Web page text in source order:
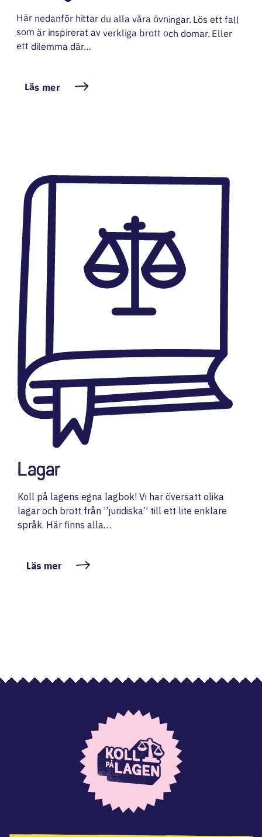
Här nedanför hittar du alla våra övningar. Lös ett fall
som är inspirerat av verkliga brott och domar. Eller
ett dilemma där…
Läs mer
Lagar
Koll på lagens egna lagbok! Vi har översatt olika
lagar och brott från ”juridiska” till ett lite enklare
språk. Här finns alla…
Läs mer